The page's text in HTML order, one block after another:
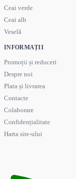
Ceai verde
Ceai alb
Veselă
INFORMAȚII
Promoții și reduceri
Despre noi
Plata și livrarea
Contacte
Colaborare
Confidențialitate
Harta site-ului